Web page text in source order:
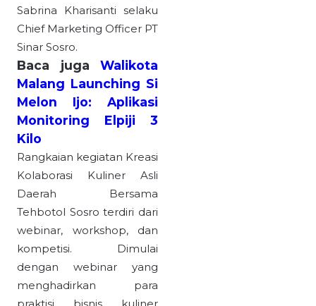
Sabrina Kharisanti selaku
Chief Marketing Officer PT
Sinar Sosro.
Baca juga Walikota
Malang Launching Si
Melon Ijo: Aplikasi
Monitoring Elpiji 3
Kilo
Rangkaian kegiatan Kreasi
Kolaborasi Kuliner Asli
Daerah Bersama
Tehbotol Sosro terdiri dari
webinar, workshop, dan
kompetisi. Dimulai
dengan webinar yang
menghadirkan para